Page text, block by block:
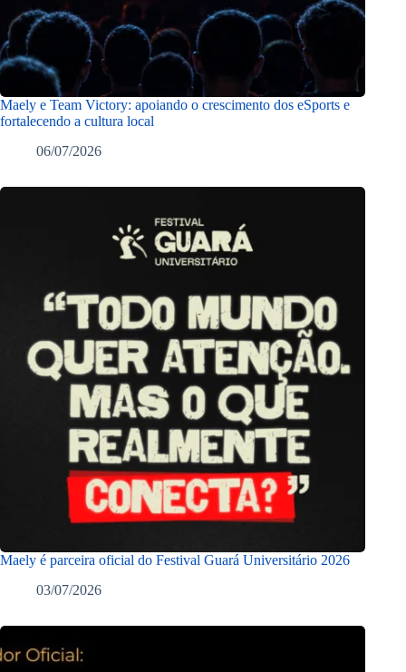
Maely e Team Victory: apoiando o crescimento dos eSports e
fortalecendo a cultura local
06/07/2026
Maely é parceira oficial do Festival Guará Universitário 2026
03/07/2026